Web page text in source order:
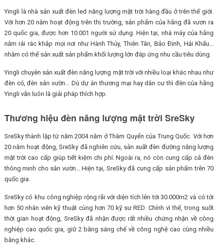
Yingli là nhà sản xuất đèn led năng lượng mặt trời hàng đầu ở trên thế giới.
Với hơn 20 năm hoạt động trên thị trường, sản phẩm của hãng đã vươn ra
20 quốc gia, được hơn 10.001 người sử dụng. Hiện tại, nhà máy của hãng
nằm rải rác khắp mọi nơi như Hành Thủy, Thiên Tân, Bảo Định, Hải Khẩu…
nhằm có thể sản xuất sản phẩm khối lượng lớn đáp ứng nhu cầu tiêu dùng.
Yingli chuyên sản xuất đèn năng lượng mặt trời với nhiều loại khác nhau như
đèn cỏ, đèn sân vườn… Dù dự án thương mại hay dân cư thì đèn của hãng
Yingli vẫn luôn là giải pháp thích hợp.
Thương hiệu đèn năng lượng mặt trời SreSky
SreSky thành lập từ năm 2004 nằm ở Thâm Quyến của Trung Quốc. Với hơn
20 năm hoạt động, SreSky đã nghiên cứu, sản xuất đèn đường năng lượng
mặt trời cao cấp giúp tiết kiệm chi phí. Ngoài ra, nó còn cung cấp cả đèn
thông minh cho sân vườn… Hiện tại, SreSky đã cung cấp sản phẩm trên 70
quốc gia.
SreSky có khu công nghiệp rộng rãi với diện tích lên tới 30.000m2 và có tới
hơn 50 nhân viên kỹ thuật cùng hơn 70 kỹ sư RED. Chính vì thế, trong suốt
thời gian hoạt động, SreSky đã nhận được rất nhiều chứng nhận về công
nghiệp cao quốc gia, giữ 2 bằng sáng chế về công nghệ cao cùng nhiều
bằng khác.